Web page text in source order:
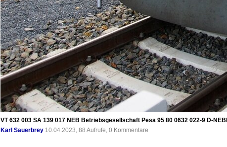
VT 632 003 SA 139 017 NEB Betriebsgesellschaft Pesa 95 80 0632 022-9 D-
Karl Sauerbrey 10.04.2023, 88 Aufrufe, 0 Kommentare